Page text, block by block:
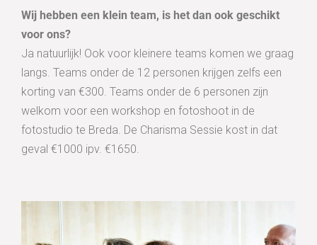
Wij hebben een klein team, is het dan ook geschikt
voor ons?
Ja natuurlijk! Ook voor kleinere teams komen we graag
langs. Teams onder de 12 personen krijgen zelfs een
korting van €300. Teams onder de 6 personen zijn
welkom voor een workshop en fotoshoot in de
fotostudio te Breda. De Charisma Sessie kost in dat
geval €1000 ipv. €1650.